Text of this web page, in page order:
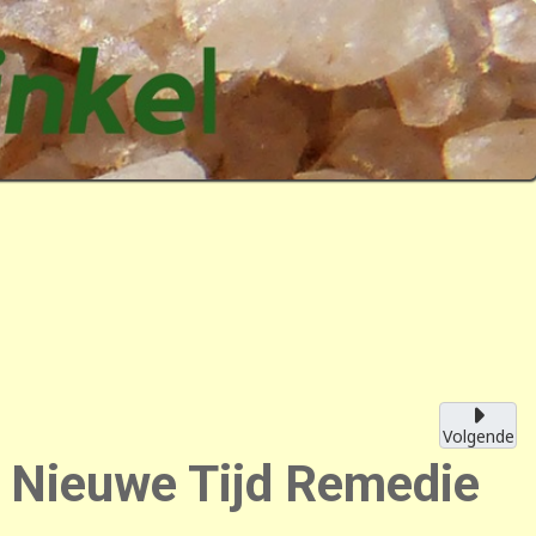
Volgende
Tijd Remedie